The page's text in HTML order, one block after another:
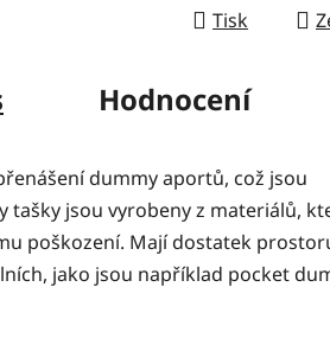
Tisk
Hodnocení
dummy aportů, což jsou
tašky jsou vyrobeny z materiálů,
poškození. Mají dostatek
jako jsou například pocket